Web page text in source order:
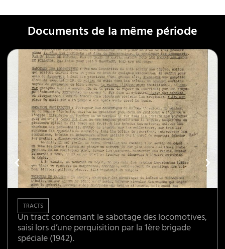
Documents de la même période
TRACTS
Un tract concernant le sabotage des locomotives,
saisi lors d’une perquisition par la 1ère brigade
spéciale (1942).